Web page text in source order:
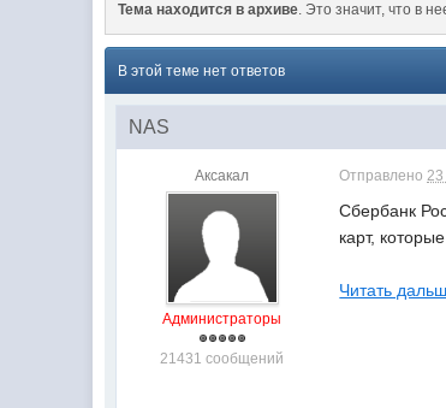
Тема находится в архиве. Это значит, что в
В этой теме нет ответов
NAS
Аксакал
Администраторы
21431 сообщений
Отправлено
Сбербанк
карт,
Читать